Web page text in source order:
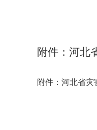
附件：河北
附件：河北省灾